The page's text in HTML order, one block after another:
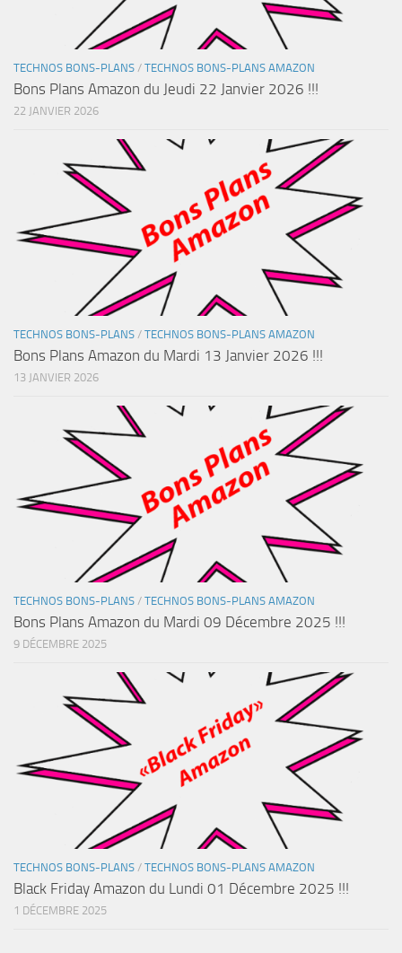
TECHNOS BONS-PLANS / TECHNOS BONS-PLANS AMAZON
Bons Plans Amazon du Jeudi 22 Janvier 2026 !!!
22 JANVIER 2026
TECHNOS BONS-PLANS / TECHNOS BONS-PLANS AMAZON
Bons Plans Amazon du Mardi 13 Janvier 2026 !!!
13 JANVIER 2026
TECHNOS BONS-PLANS / TECHNOS BONS-PLANS AMAZON
Bons Plans Amazon du Mardi 09 Décembre 2025 !!!
9 DÉCEMBRE 2025
TECHNOS BONS-PLANS / TECHNOS BONS-PLANS AMAZON
Black Friday Amazon du Lundi 01 Décembre 2025 !!!
1 DÉCEMBRE 2025